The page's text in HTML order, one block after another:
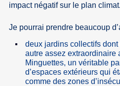
impact négatif sur le plan climat.
Je pourrai prendre beaucoup
deux jardins collectifs dont
autre assez extraordinaire
Minguettes, un véritable
d’espaces extérieurs qui
comme des zones